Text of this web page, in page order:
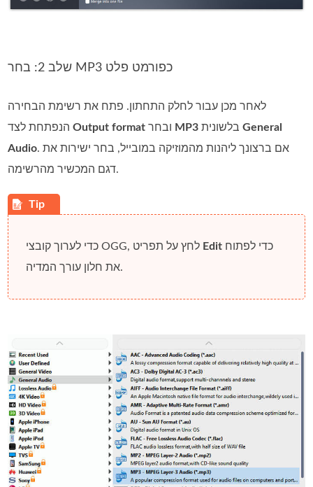
שלב 2: בחר MP3 כפורמט פלט
לאחר מכן עבור לחלק התחתון. פתח את רשימת הבחירה
הנפתחת לצדOutput format MP3 בלשוניתGeneral
Audio. אם ברצונך ליהנות מהמוזיקה במובייל, בחר ישירות את
דגם המכשיר מהרשימה.
Edit
את חלון עורך המדיה.